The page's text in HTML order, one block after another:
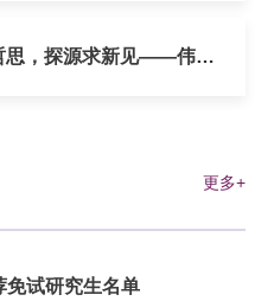
思，探源求新见——伟德
更多+
免试研究生名单